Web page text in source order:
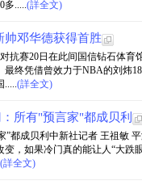
多.....(詳全文)
帅邓华德获得首胜
抗赛20日在此间国信钻石体
终凭借曾效力于NBA的刘炜
.....(詳全文)
所有"预言家"都成贝利
”都成贝利中新社记者 王祖敏
，如果冷门真的能让人“大跌
(詳全文)